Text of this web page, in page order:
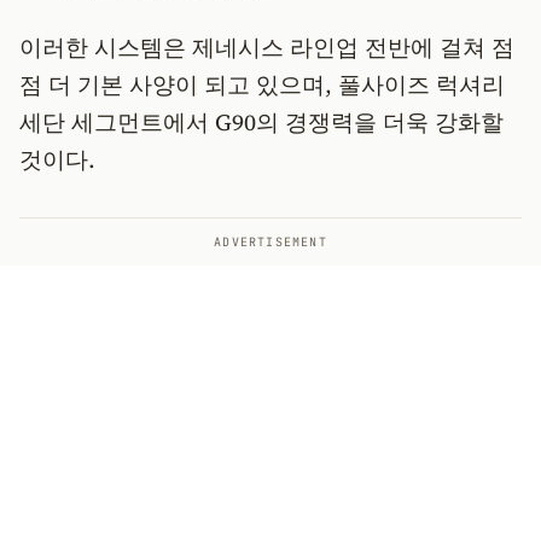
이러한 시스템은 제네시스 라인업 전반에 걸쳐 점
점 더 기본 사양이 되고 있으며, 풀사이즈 럭셔리
세단 세그먼트에서 G90의 경쟁력을 더욱 강화할
것이다.
ADVERTISEMENT